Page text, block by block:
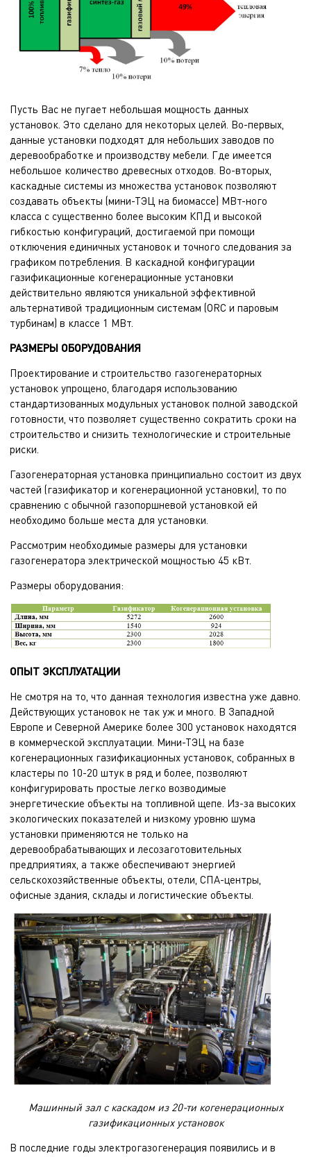
Пусть Вас не пугает небольшая мощность данных
установок. Это сделано для некоторых целей. Во-первых,
данные установки подходят для небольших заводов по
деревообработке и производству мебели. Где имеется
небольшое количество древесных отходов. Во-вторых,
каскадные системы из множества установок позволяют
создавать объекты (мини-ТЭЦ на биомассе) МВт-ного
класса с существенно более высоким КПД и высокой
гибкостью конфигураций, достигаемой при помощи
отключения единичных установок и точного следования за
графиком потребления. В каскадной конфигурации
газификационные когенерационные установки
действительно являются уникальной эффективной
альтернативой традиционным системам (ORC и паровым
турбинам) в классе 1 МВт.
РАЗМЕРЫ ОБОРУДОВАНИЯ
Проектирование и строительство газогенераторных
установок упрощено, благодаря использованию
стандартизованных модульных установок полной заводской
готовности, что позволяет существенно сократить сроки на
строительство и снизить технологические и строительные
риски.
Газогенераторная установка принципиально состоит из двух
частей (газификатор и когенерационной установки), то по
сравнению с обычной газопоршневой установкой ей
необходимо больше места для установки.
Рассмотрим необходимые размеры для установки
газогенератора электрической мощностью 45 кВт.
Размеры оборудования:
ОПЫТ ЭКСПЛУАТАЦИИ
Не смотря на то, что данная технология известна уже давно.
Действующих установок не так уж и много. В Западной
Европе и Северной Америке более 300 установок находятся
в коммерческой эксплуатации. Мини-ТЭЦ на базе
когенерационных газификационных установок, собранных в
кластеры по 10-20 штук в ряд и более, позволяют
конфигурировать простые легко возводимые
энергетические объекты на топливной щепе. Из-за высоких
экологических показателей и низкому уровню шума
установки применяются не только на
деревообрабатывающих и лесозаготовительных
предприятиях, а также обеспечивают энергией
сельскохозяйственные объекты, отели, СПА-центры,
офисные здания, склады и логистические объекты.
Машинный зал с каскадом из 20-ти когенерационных
газификационных установок
В последние годы электрогазогенерация появились и в